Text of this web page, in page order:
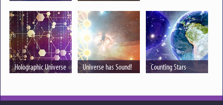
Holographic Universe Universe has Sound! Counting Stars